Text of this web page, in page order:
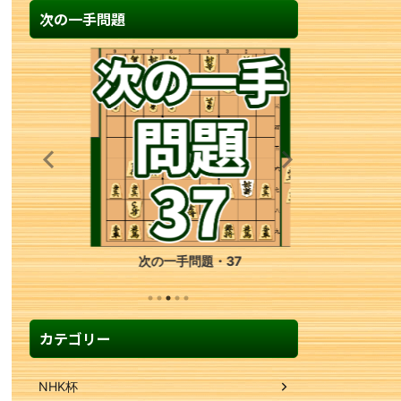
次の一手問題
次の一手問題・37
カテゴリー
NHK杯